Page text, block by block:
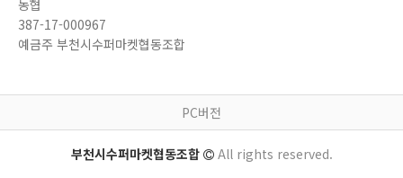
농협
387-17-000967
예금주 부천시수퍼마켓협동조합
PC버전
부천시수퍼마켓협동조합 All rights reserved.